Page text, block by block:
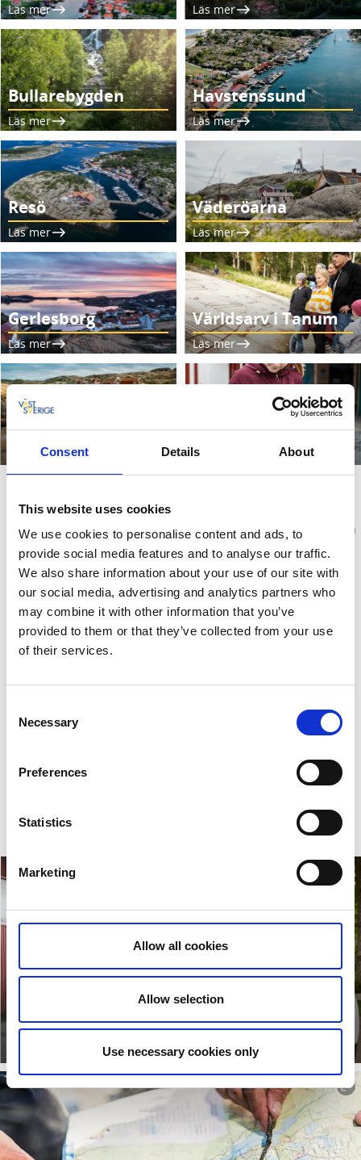
Consent Details About
This website uses cookies
We use cookies to personalise content and ads, to
provide social media features and to analyse our traffic.
We also share information about your use of our site with
our social media, advertising and analytics partners who
may combine it with other information that you’ve
provided to them or that they’ve collected from your use
of their services.
Selection
Necessary
Preferences
Statistics
Marketing
Allow all cookies
Allow selection
Use necessary cookies only
Läs mer Läs mer
Bullarebygden
Läs mer
Havstenssund
Läs mer
Resö
Läs mer
Väderöarna
Läs mer
Gerlesborg
Läs mer
Världsarv i Tanum
Läs mer
Tjurpannans
naturreservat
Läs mer
Kosterhavets
nationalpark
Läs mer
Inom Tanum - inspirationsmagasin
upptäcka inom hela Tanum vår kommun.
Bläddra i magasinet här
Inom Tanum karta
Parkera inom
Tanum
Läs mer